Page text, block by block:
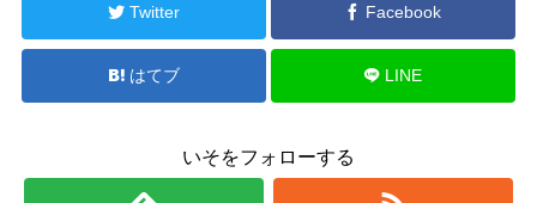
Twitter Facebook
はてブ LINE
いそをフォローする